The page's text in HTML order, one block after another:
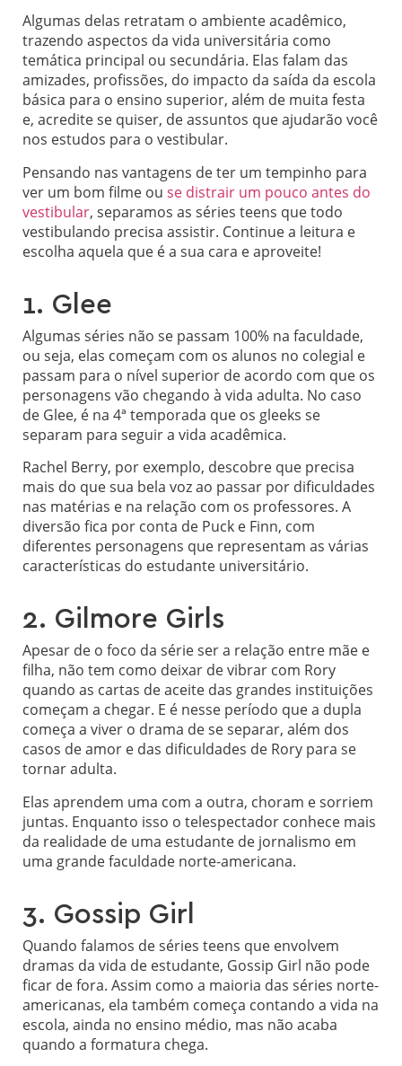
Algumas delas retratam o ambiente acadêmico,
trazendo aspectos da vida universitária como
temática principal ou secundária. Elas falam das
amizades, profissões, do impacto da saída da escola
básica para o ensino superior, além de muita festa
e, acredite se quiser, de assuntos que ajudarão você
nos estudos para o vestibular.
Pensando nas vantagens de ter um tempinho para
ver um bom filme ou se distrair um pouco antes do
vestibular, separamos as séries teens que todo
vestibulando precisa assistir. Continue a leitura e
escolha aquela que é a sua cara e aproveite!
1. Glee
Algumas séries não se passam 100% na faculdade,
ou seja, elas começam com os alunos no colegial e
passam para o nível superior de acordo com que os
personagens vão chegando à vida adulta. No caso
de Glee, é na 4ª temporada que os gleeks se
separam para seguir a vida acadêmica.
Rachel Berry, por exemplo, descobre que precisa
mais do que sua bela voz ao passar por dificuldades
nas matérias e na relação com os professores. A
diversão fica por conta de Puck e Finn, com
diferentes personagens que representam as várias
características do estudante universitário.
2. Gilmore Girls
Apesar de o foco da série ser a relação entre mãe e
filha, não tem como deixar de vibrar com Rory
quando as cartas de aceite das grandes instituições
começam a chegar. E é nesse período que a dupla
começa a viver o drama de se separar, além dos
casos de amor e das dificuldades de Rory para se
tornar adulta.
Elas aprendem uma com a outra, choram e sorriem
juntas. Enquanto isso o telespectador conhece mais
da realidade de uma estudante de jornalismo em
uma grande faculdade norte-americana.
3. Gossip Girl
Quando falamos de séries teens que envolvem
dramas da vida de estudante, Gossip Girl não pode
ficar de fora. Assim como a maioria das séries norte-
americanas, ela também começa contando a vida na
escola, ainda no ensino médio, mas não acaba
quando a formatura chega.